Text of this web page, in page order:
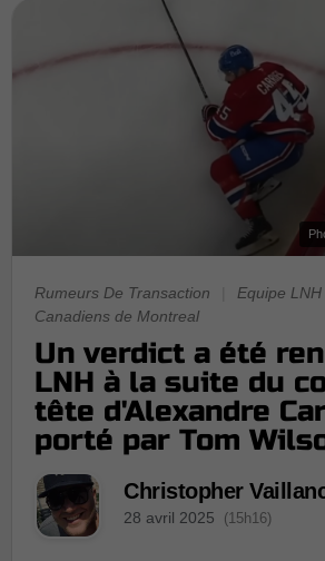
Rumeurs De Transaction Equipe LNH
Canadiens de Montreal
Un verdict a été
LNH à la suite du
tête d'Alexandre
porté par Tom
Christopher
28 avril 2025 (15h16)